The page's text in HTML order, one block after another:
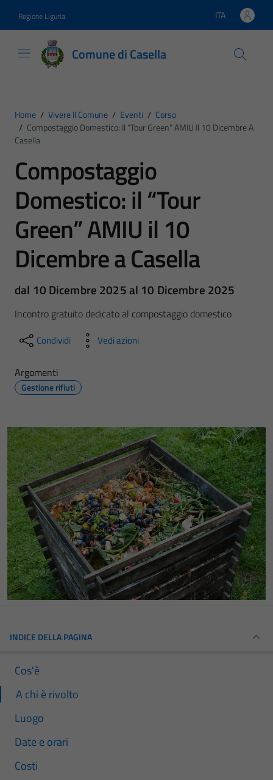
Regione Liguria Lingua attiva:
ITA
Comune di Casella
Home / Vivere Il Comune / Eventi / Corso
/ Compostaggio Domestico: Il “Tour Green” AMIU Il 10 Dicembre A
Casella
Compostaggio
Domestico: il “Tour
Green” AMIU il 10
Dicembre a Casella
dal 10 Dicembre 2025 al 10 Dicembre 2025
Incontro gratuito dedicato al compostaggio domestico
Condividi Vedi azioni
Argomenti
Gestione rifiuti
INDICE DELLA PAGINA
Cos'è
A chi è rivolto
Luogo
Date e orari
Costi